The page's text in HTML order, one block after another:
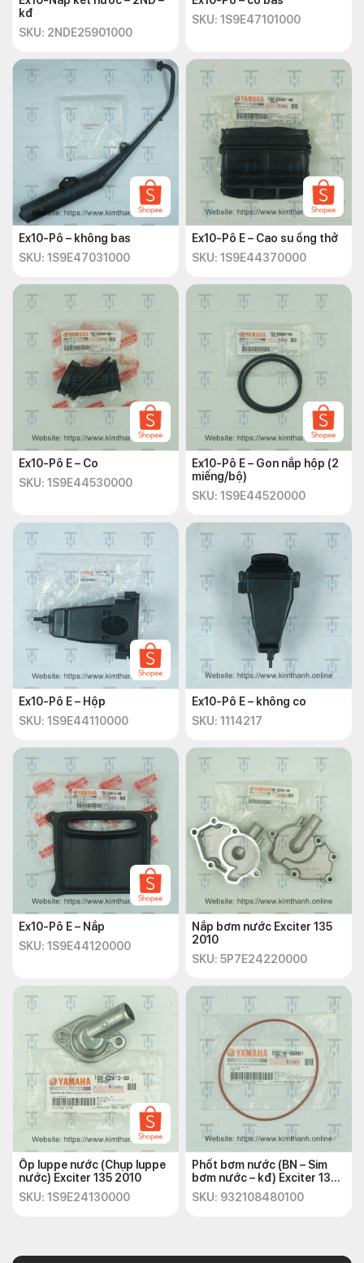
kđ
SKU: 2NDE25901000
SKU: 1S9E47101000
Ex10-Pô – không bas
SKU: 1S9E47031000
Ex10-Pô E – Cao su ống thở
SKU: 1S9E44370000
Ex10-Pô E – Co
SKU: 1S9E44530000
Ex10-Pô E – Gon nắp hộp (2
miếng/bộ)
SKU: 1S9E44520000
Ex10-Pô E – Hộp
SKU: 1S9E44110000
Ex10-Pô E – không co
SKU: 1114217
Ex10-Pô E – Nắp
SKU: 1S9E44120000
Nắp bơm nước Exciter 135
2010
SKU: 5P7E24220000
Ốp luppe nước (Chụp luppe
nước) Exciter 135 2010
SKU: 1S9E24130000
Phốt bơm nước (BN – Sim
bơm nước – kđ) Exciter 135
2010
SKU: 932108480100